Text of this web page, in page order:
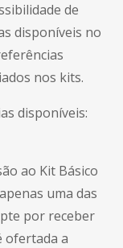
de
disponíveis no
nos kits.
disponíveis:
ao Kit Básico
uma das
por receber
ofertada a